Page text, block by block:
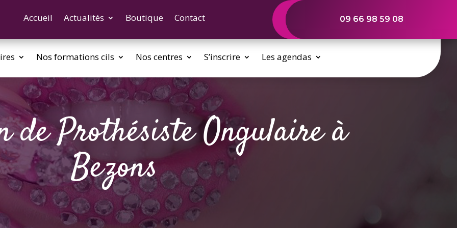
Accueil Actualités Boutique Contact 09 66 98 59 08
Nos formations cils Nos centres S’inscrire Les agendas
de Prothésiste Ongulaire à
Bezons